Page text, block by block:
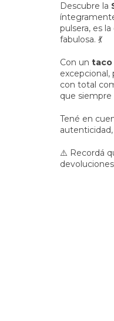
Descubre la
pulsera, es
fabulosa. 💃
Con un taco
con total
que siempre
Tené en
⚠️ Recordá